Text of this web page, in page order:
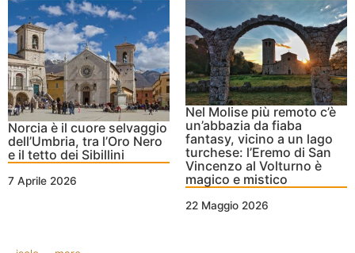
Norcia è il cuore selvaggio
dell’Umbria, tra l’Oro Nero
e il tetto dei Sibillini
7 Aprile 2026
Nel Molise più remoto c’è
un’abbazia da fiaba
fantasy, vicino a un lago
turchese: l’Eremo di San
Vincenzo al Volturno è
magico e mistico
22 Maggio 2026